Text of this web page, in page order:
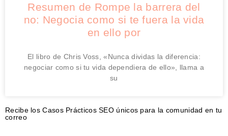
Resumen de Rompe la barrera del
no: Negocia como si te fuera la vida
en ello por
El libro de Chris Voss, «Nunca dividas la diferencia:
negociar como si tu vida dependiera de ello», llama a
su
Recibe los Casos Prácticos SEO únicos para la comunidad en tu
correo